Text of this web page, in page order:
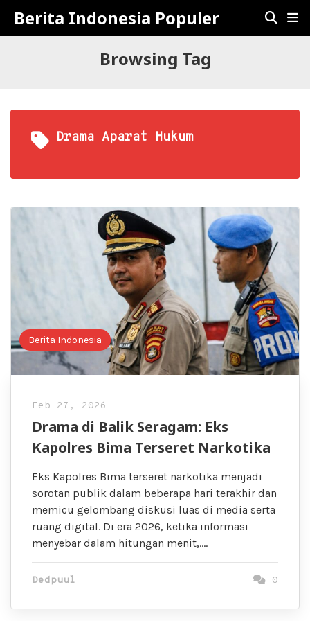
Berita Indonesia Populer
Browsing Tag
Drama Aparat Hukum
Berita Indonesia
Feb 27, 2026
Drama di Balik Seragam: Eks
Kapolres Bima Terseret Narkotika
Eks Kapolres Bima terseret narkotika menjadi
sorotan publik dalam beberapa hari terakhir dan
memicu gelombang diskusi luas di media serta
ruang digital. Di era 2026, ketika informasi
menyebar dalam hitungan menit,….
Dedpuul 0